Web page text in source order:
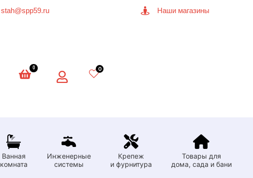
stah@spp59.ru Наши магазины
0 0
Ванная
комната
Инженерные
системы
Крепеж
и фурнитура
Товары для
дома, сада и бани